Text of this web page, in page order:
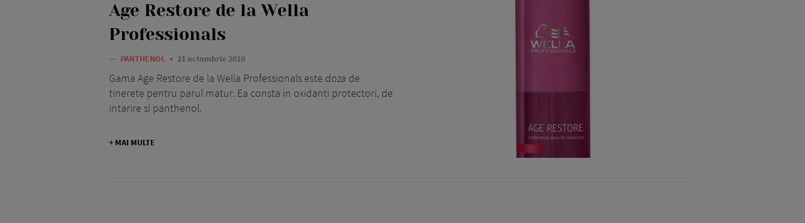
Age Restore de la Wella
Professionals
— PANTHENOL 21 octombrie 2010
Gama Age Restore de la Wella Professionals este doza de
tinerete pentru parul matur. Ea consta in oxidanti protectori, de
intarire si panthenol.
+ MAI MULTE